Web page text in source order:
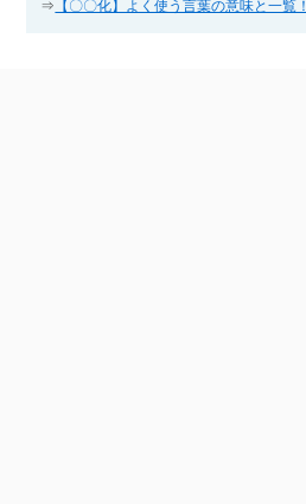
⇒
【〇〇化】よく使う言葉の意味と一覧！